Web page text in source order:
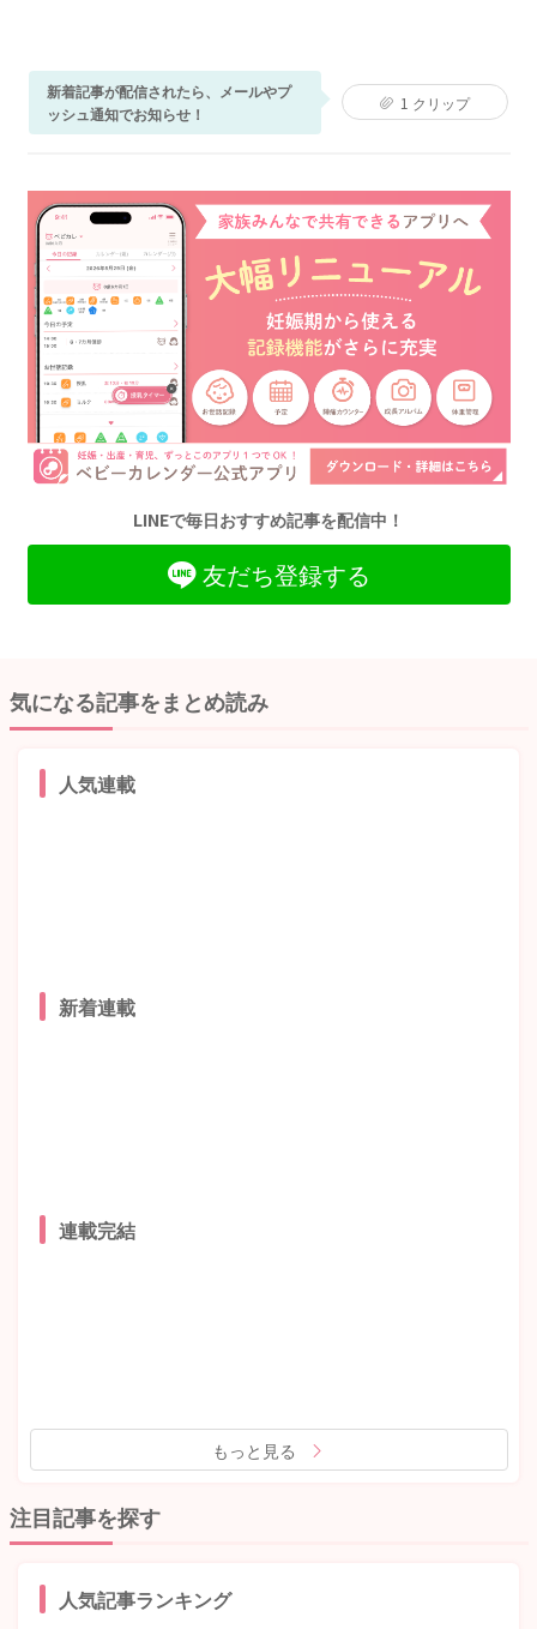
新着記事が配信されたら、メールやプ
ッシュ通知でお知らせ！
1 クリップ
LINEで毎日おすすめ記事を配信中！
友だち登録する
気になる記事をまとめ読み
人気連載
新着連載
連載完結
もっと見る
注目記事を探す
人気記事ランキング